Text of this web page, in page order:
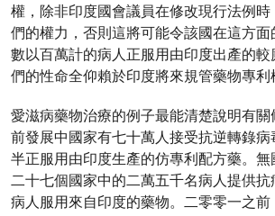
權，除非印度國會議員在修改現行法例
們的權力，否則這將可能令該國在這方
數以百萬計的病人正服用由印度出產的
們的性命全仰賴於印度將來規管藥物專利
愛滋病藥物治療的例子最能清楚說明有關
前發展中國家有七十萬人接受抗逆轉錄
半正服用由印度生產的仿專利配方藥。
二十七個國家中的二萬五千名病人提供
病人服用來自印度的藥物。二零零一之